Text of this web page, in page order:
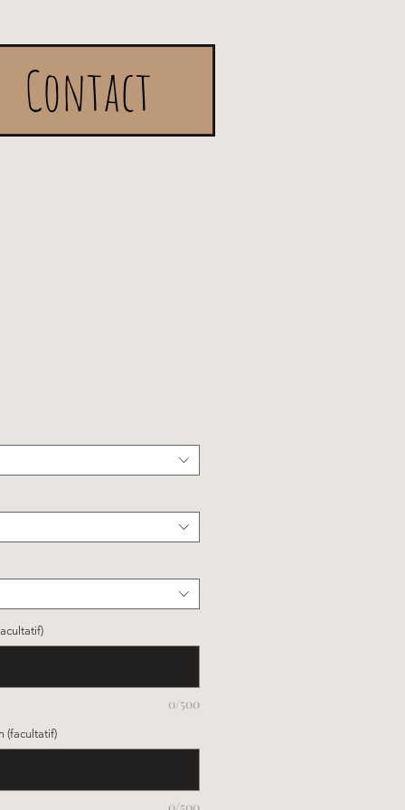
Contact
0/500
(facultatif)